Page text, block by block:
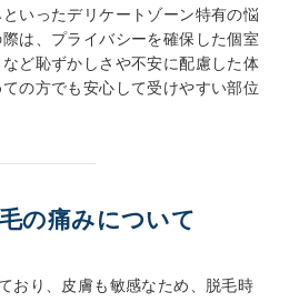
いったデリケートゾーン特有の悩
は、プライバシーを確保した個室
ど恥ずかしさや不安に配慮した体
の方でも安心して受けやすい部位
の痛みについて
おり、皮膚も敏感なため、脱毛時